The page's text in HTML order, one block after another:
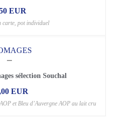
EUR
carte, pot individuel
sélection Souchal
EUR
et Bleu d’Auvergne AOP au lait cru